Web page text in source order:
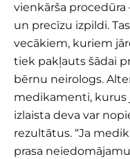
vienkārša
un precīzu izpildi.
vecākiem, kuriem
tiek pakļauts šādai
bērnu neirologs.
medikamenti, kurus
izlaista deva var
rezultātus. “Ja
prasa